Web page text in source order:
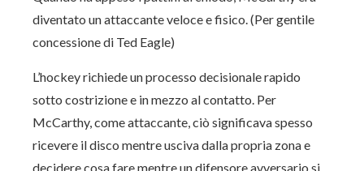
diventato un attaccante veloce e fisico. (Per gentile
concessione di Ted Eagle)
L’hockey richiede un processo decisionale rapido
sotto costrizione e in mezzo al contatto. Per
McCarthy, come attaccante, ciò significava spesso
ricevere il disco mentre usciva dalla propria zona e
decidere cosa fare mentre un difensore avversario si